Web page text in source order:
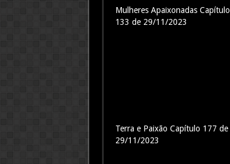
Mulheres Apaixonadas Capítulo
133 de 29/11/2023
Terra e Paixão Capítulo 177 de
29/11/2023